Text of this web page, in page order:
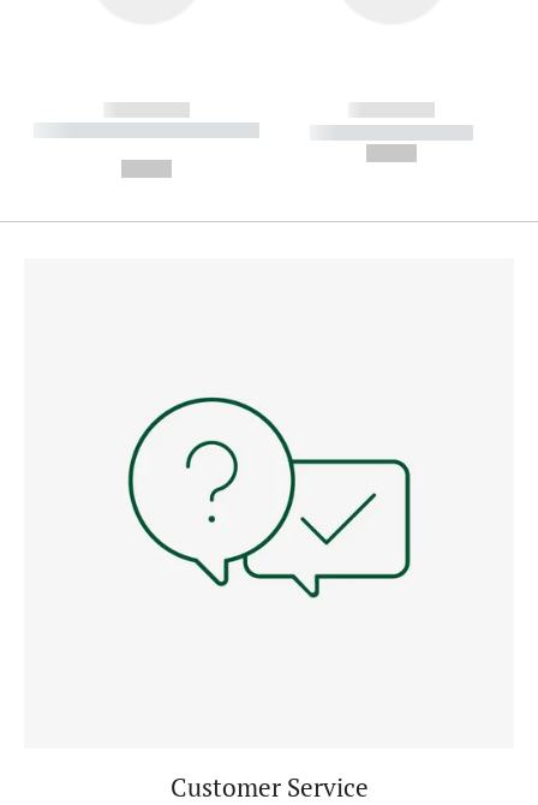
------------
----------- ----------- --------
------------
----------- -----------
Customer Service